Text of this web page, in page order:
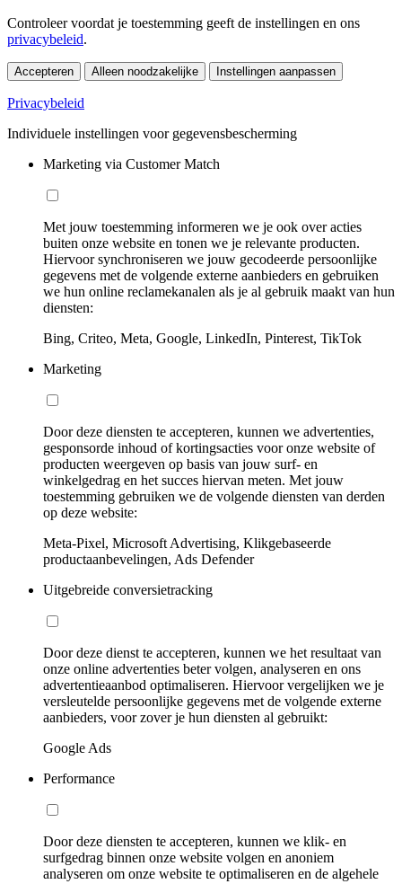
Controleer voordat je toestemming geeft de instellingen en ons
privacybeleid.
Accepteren Alleen noodzakelijke Instellingen aanpassen
Privacybeleid
Individuele instellingen voor gegevensbescherming
Marketing via Customer Match
Met jouw toestemming informeren we je ook over acties
buiten onze website en tonen we je relevante producten.
Hiervoor synchroniseren we jouw gecodeerde persoonlijke
gegevens met de volgende externe aanbieders en gebruiken
we hun online reclamekanalen als je al gebruik maakt van hun
diensten:
Bing, Criteo, Meta, Google, LinkedIn, Pinterest, TikTok
Marketing
Door deze diensten te accepteren, kunnen we advertenties,
gesponsorde inhoud of kortingsacties voor onze website of
producten weergeven op basis van jouw surf- en
winkelgedrag en het succes hiervan meten. Met jouw
toestemming gebruiken we de volgende diensten van derden
op deze website:
Meta-Pixel, Microsoft Advertising, Klikgebaseerde
productaanbevelingen, Ads Defender
Uitgebreide conversietracking
Door deze dienst te accepteren, kunnen we het resultaat van
onze online advertenties beter volgen, analyseren en ons
advertentieaanbod optimaliseren. Hiervoor vergelijken we je
versleutelde persoonlijke gegevens met de volgende externe
aanbieders, voor zover je hun diensten al gebruikt:
Google Ads
Performance
Door deze diensten te accepteren, kunnen we klik- en
surfgedrag binnen onze website volgen en anoniem
analyseren om onze website te optimaliseren en de algehele